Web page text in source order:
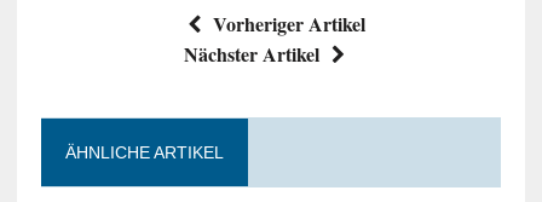
Vorheriger Artikel
Nächster Artikel
ÄHNLICHE ARTIKEL